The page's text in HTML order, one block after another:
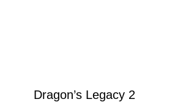
Dragon’s Legacy 2